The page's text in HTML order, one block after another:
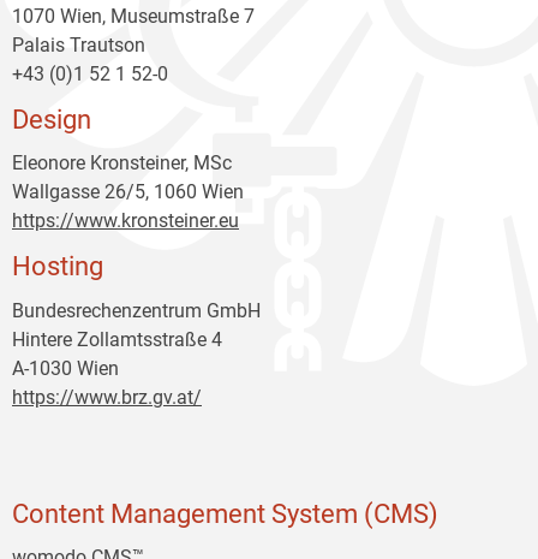
1070 Wien, Museumstraße 7
Palais Trautson
+43 (0)1 52 1 52-0
Design
Eleonore Kronsteiner, MSc
Wallgasse 26/5, 1060 Wien
https://www.kronsteiner.eu
Hosting
Bundesrechenzentrum GmbH
Hintere Zollamtsstraße 4
A-1030 Wien
https://www.brz.gv.at/
Content Management System (CMS)